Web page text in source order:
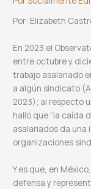
Por: Elizabeth
En 2023 el
entre octubre y
trabajo asalariado
a algún sindicato
2023); al respecto
halló que “la caída
asalariados da
organizaciones
Y es que, en
defensa y